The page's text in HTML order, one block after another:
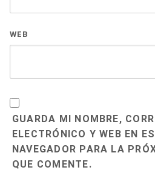
WEB
GUARDA MI NOMBRE,
ELECTRÓNICO Y WEB EN
NAVEGADOR PARA LA
QUE COMENTE.